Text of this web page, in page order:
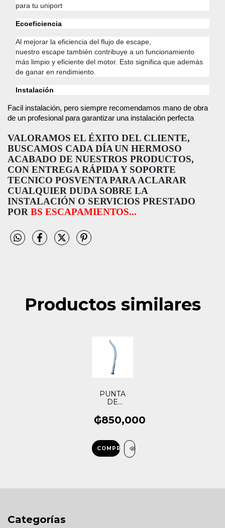
para tu uniport
Ecoeficiencia
Al mejorar la eficiencia del flujo de escape,
nuestro escape también contribuye a un funcionamiento
más limpio y eficiente del motor. Esto significa que además
de ganar en rendimiento.
Instalación
Facil instalación, pero siempre recomendamos mano de obra
de un profesional para garantizar una instalación perfecta
VALORAMOS EL ÉXITO DEL CLIENTE,
BUSCAMOS CADA DÍA UN HERMOSO
ACABADO DE NUESTROS PRODUCTOS,
CON ENTREGA RÁPIDA Y SOPORTE
TECNICO POSVENTA PARA ACLARAR
CUALQUIER DUDA SOBRE LA
INSTALACIÓN O SERVICIOS PRESTADO
POR BS ESCAPAMIENTOS...
Productos similares
PUNTA
DE
UNIPORT
JACTO
₲850,000
COMPRAR
Categorías